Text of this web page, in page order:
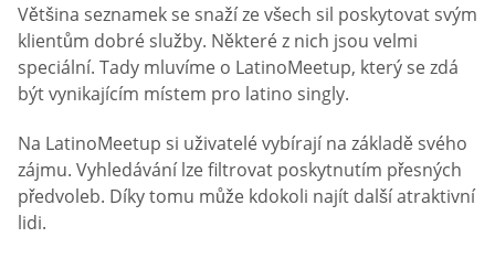
Většina seznamek se snaží ze všech sil poskytovat svým
klientům dobré služby. Některé z nich jsou velmi
speciální. Tady mluvíme o LatinoMeetup, který se zdá
být vynikajícím místem pro latino singly.
Na LatinoMeetup si uživatelé vybírají na základě svého
zájmu. Vyhledávání lze filtrovat poskytnutím přesných
předvoleb. Díky tomu může kdokoli najít další atraktivní
lidi.